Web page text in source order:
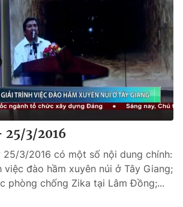
25/3/2016
25/3/2016 có một số nội dung chính:
việc đào hầm xuyên núi ở Tây Giang;
phòng chống Zika tại Lâm Đồng;...